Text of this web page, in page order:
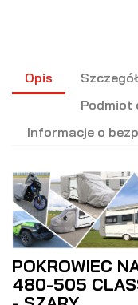
Opis
Podmiot
Informacje o
POKROWIEC
480-505